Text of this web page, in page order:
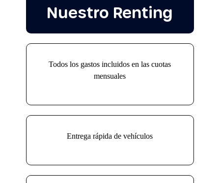
Nuestro Renting
Todos los gastos incluidos en las cuotas
mensuales
Entrega rápida de vehículos